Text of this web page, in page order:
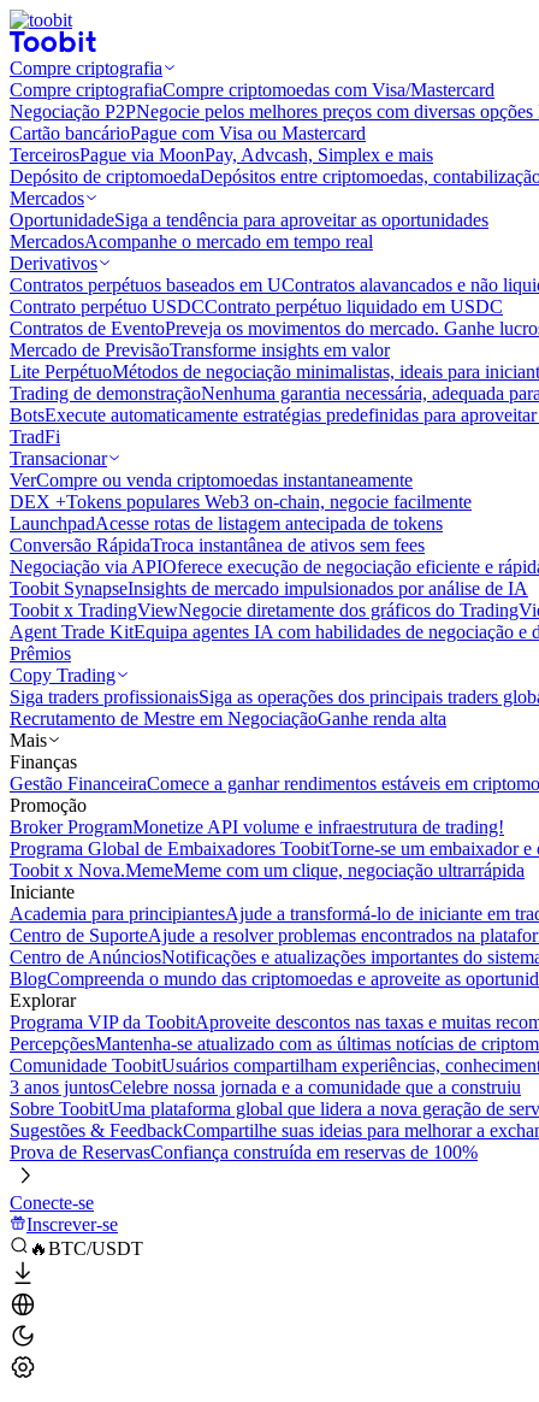
Compre criptografia
Compre criptografiaCompre criptomoedas com Visa/Mastercard
Negociação P2PNegocie pelos melhores preços com diversas
Cartão bancárioPague com Visa ou Mastercard
TerceirosPague via MoonPay, Advcash, Simplex e mais
Depósito de criptomoedaDepósitos entre criptomoedas,
Mercados
OportunidadeSiga a tendência para aproveitar as oportunidades
MercadosAcompanhe o mercado em tempo real
Derivativos
Contratos perpétuos baseados em UContratos alavancados e não
Contrato perpétuo USDCContrato perpétuo liquidado em USDC
Contratos de EventoPreveja os movimentos do mercado. Ganhe
Mercado de PrevisãoTransforme insights em valor
Lite PerpétuoMétodos de negociação minimalistas, ideais para
Trading de demonstraçãoNenhuma garantia necessária, adequada
BotsExecute automaticamente estratégias predefinidas para
TradFi
Transacionar
VerCompre ou venda criptomoedas instantaneamente
DEX +Tokens populares Web3 on-chain, negocie facilmente
LaunchpadAcesse rotas de listagem antecipada de tokens
Conversão RápidaTroca instantânea de ativos sem fees
Negociação via APIOferece execução de negociação eficiente e
Toobit SynapseInsights de mercado impulsionados por análise de IA
Toobit x TradingViewNegocie diretamente dos gráficos do
Agent Trade KitEquipa agentes IA com habilidades de negociação e
Prêmios
Copy Trading
Siga traders profissionaisSiga as operações dos principais traders
Recrutamento de Mestre em NegociaçãoGanhe renda alta
Mais
Finanças
Gestão FinanceiraComece a ganhar rendimentos estáveis em
Promoção
Broker ProgramMonetize API volume e infraestrutura de trading!
Programa Global de Embaixadores ToobitTorne-se um embaixador
Toobit x Nova.MemeMeme com um clique, negociação ultrarrápida
Iniciante
Academia para principiantesAjude a transformá-lo de iniciante em
Centro de SuporteAjude a resolver problemas encontrados na
Centro de AnúnciosNotificações e atualizações importantes do
BlogCompreenda o mundo das criptomoedas e aproveite as
Explorar
Programa VIP da ToobitAproveite descontos nas taxas e muitas
PercepçõesMantenha-se atualizado com as últimas notícias de
Comunidade ToobitUsuários compartilham experiências,
3 anos juntosCelebre nossa jornada e a comunidade que a construiu
Sobre ToobitUma plataforma global que lidera a nova geração de
Sugestões & FeedbackCompartilhe suas ideias para melhorar a
Prova de ReservasConfiança construída em reservas de 100%
Conecte-se
Inscrever-se
🔥BTC/USDT